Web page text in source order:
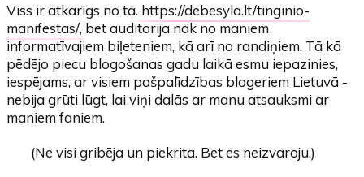
Viss ir atkarīgs no tā. https://debesyla.lt/tinginio-
manifestas/, bet auditorija nāk no maniem
informatīvajiem biļeteniem, kā arī no randiņiem. Tā kā
pēdējo piecu blogošanas gadu laikā esmu iepazinies,
iespējams, ar visiem pašpalīdzības blogeriem Lietuvā -
nebija grūti lūgt, lai viņi dalās ar manu atsauksmi ar
maniem faniem.
(Ne visi gribēja un piekrita. Bet es neizvaroju.)